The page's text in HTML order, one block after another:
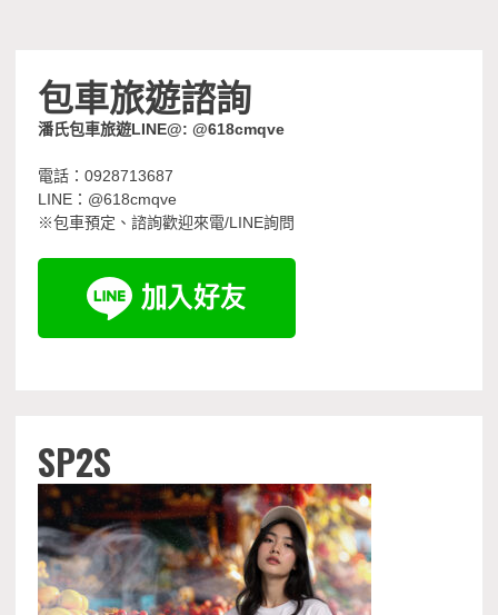
包車旅遊諮詢
潘氏包車旅遊LINE@: @618cmqve
電話：0928713687
LINE：@618cmqve
※包車預定、諮詢歡迎來電/LINE詢問
SP2S